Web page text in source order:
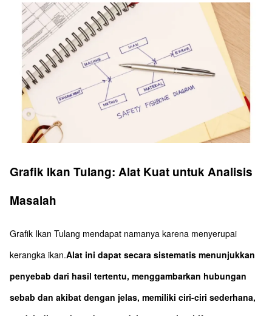
Grafik Ikan Tulang: Alat Kuat untuk Analisis
Masalah
Grafik Ikan Tulang mendapat namanya karena menyerupai
kerangka ikan.Alat ini dapat secara sistematis menunjukkan
penyebab dari hasil tertentu, menggambarkan hubungan
sebab dan akibat dengan jelas, memiliki ciri-ciri sederhana,